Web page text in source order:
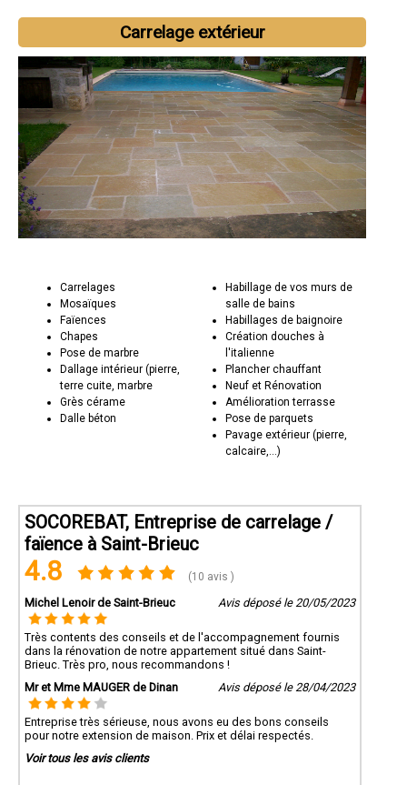
Carrelage extérieur
Carrelages
Mosaïques
Faïences
Chapes
Pose de marbre
Dallage intérieur (pierre,
terre cuite, marbre
Grès cérame
Dalle béton
Habillage de vos murs de
salle de bains
Habillages de baignoire
Création douches à
l'italienne
Plancher chauffant
Neuf et Rénovation
Amélioration terrasse
Pose de parquets
Pavage extérieur (pierre,
calcaire,...)
SOCOREBAT, Entreprise de carrelage /
faïence à Saint-Brieuc
4.8 (10 avis )
Michel Lenoir de Saint-Brieuc Avis déposé le 20/05/2023
Très contents des conseils et de l'accompagnement fournis
dans la rénovation de notre appartement situé dans Saint-
Brieuc. Très pro, nous recommandons !
Mr et Mme MAUGER de Dinan
Avis déposé le 28/04/2023
Entreprise très sérieuse, nous avons eu des bons conseils
pour notre extension de maison. Prix et délai respectés.
Voir tous les avis clients